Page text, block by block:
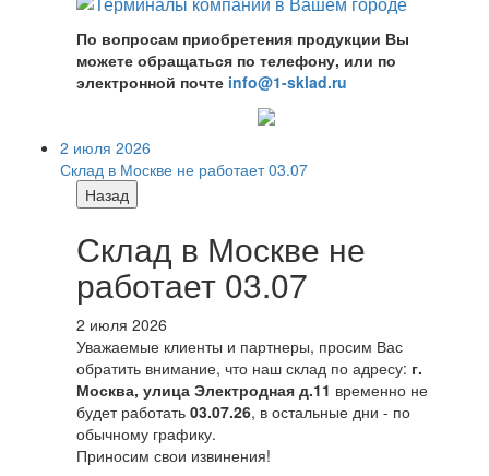
По вопросам приобретения продукции Вы
можете обращаться по телефону, или по
электронной почте info@1-sklad.ru
2 июля 2026
Склад в Москве не работает 03.07
Назад
Склад в Москве не
работает 03.07
2 июля 2026
Уважаемые клиенты и партнеры, просим Вас
обратить внимание, что наш склад по адресу: г.
Москва, улица Электродная д.11 временно не
будет работать 03.07.26, в остальные дни - по
обычному графику.
Приносим свои извинения!